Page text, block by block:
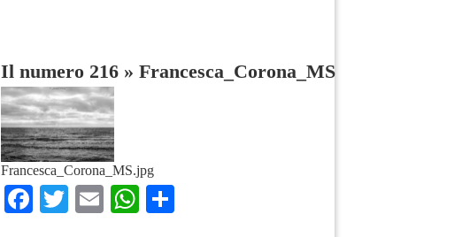
Il numero 216 » Francesca_Corona_MS
Francesca_Corona_MS.jpg
Facebook
TwitterEmailWhatsApp